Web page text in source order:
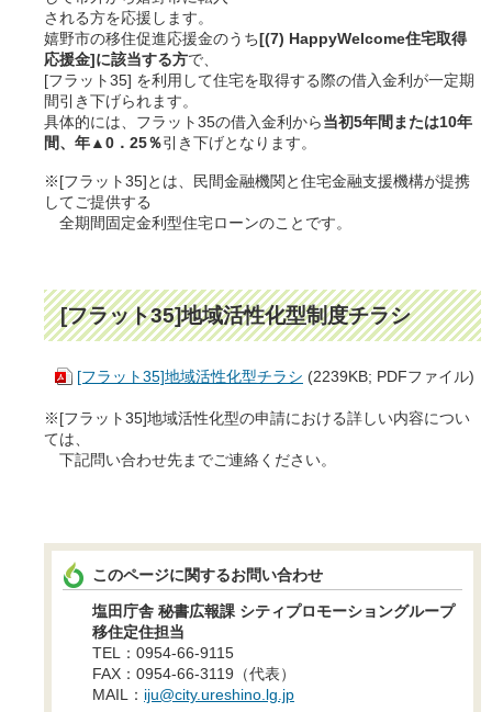
される方を応援します。
嬉野市の移住促進応援金のうち[(7) HappyWelcome住宅取得
応援金]に該当する方で、
[フラット35] を利用して住宅を取得する際の借入金利が一定期
間引き下げられます。
具体的には、フラット35の借入金利から当初5年間または10年
間、年▲0．25％引き下げとなります。
※[フラット35]とは、民間金融機関と住宅金融支援機構が提携
してご提供する
全期間固定金利型住宅ローンのことです。
[フラット35]地域活性化型制度チラシ
[フラット35]地域活性化型チラシ (2239KB; PDFファイル)
※[フラット35]地域活性化型の申請における詳しい内容につい
ては、
下記問い合わせ先までご連絡ください。
このページに関するお問い合わせ
塩田庁舎 秘書広報課 シティプロモーショングループ
移住定住担当
TEL：0954-66-9115
FAX：0954-66-3119（代表）
MAIL： iju@city.ureshino.lg.jp